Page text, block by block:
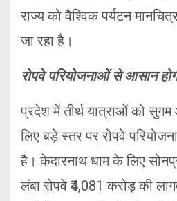
राज्य को वैश्विक पर्यटन
जा रहा है।
रोपवे परियोजनाओं से आसान
प्रदेश में तीर्थ यात्राओं को
लिए बड़े स्तर पर रोपवे
है। केदारनाथ धाम के लिए
लंबा रोपवे ₹4,081 करोड़ की